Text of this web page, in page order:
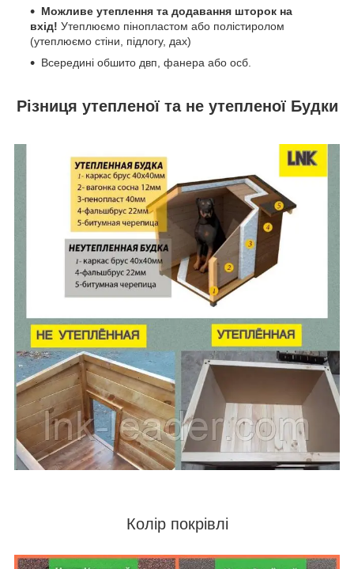
Можливе утеплення та додавання шторок на
вхід! Утеплюємо пінопластом або полістиролом
(утеплюємо стіни, підлогу, дах)
Всередині обшито двп, фанера або осб.
Різниця утепленої та не утепленої Будки
Колір покрівлі